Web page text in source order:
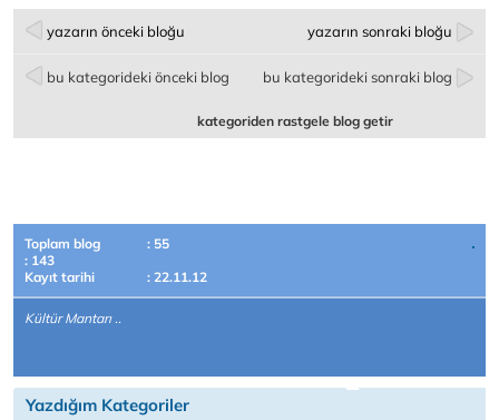
yazarın önceki bloğu yazarın sonraki bloğu
bu kategorideki önceki blog bu kategorideki sonraki blog
kategoriden rastgele blog getir
Toplam blog
: 55
: 143
Kayıt tarihi
: 22.11.12
Kültür Mantarı ..
Yazdığım Kategoriler